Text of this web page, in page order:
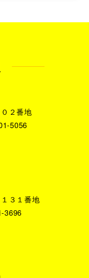
２番地
5056
３１番地
3696